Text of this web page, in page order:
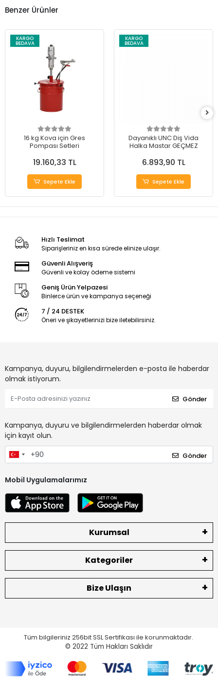
Benzer Ürünler
KARGO
BEDAVA
16 kg Kova için Gres
Pompası Setleri
19.160,33 TL
Sepete Ekle
KARGO
BEDAVA
Dayanıklı UNC Diş Vida
Halka Mastar GEÇMEZ
6.893,90 TL
Sepete Ekle
Hızlı Teslimat
Siparişleriniz en kısa sürede elinize ulaşır.
Güvenli Alışveriş
Güvenli ve kolay ödeme sistemi
Geniş Ürün Yelpazesi
Binlerce ürün ve kampanya seçeneği
7 / 24 DESTEK
Öneri ve şikayetlerinizi bize iletebilirsiniz.
Kampanya, duyuru, bilgilendirmelerden e-posta ile haberdar
olmak istiyorum.
Gönder
Kampanya, duyuru ve bilgilendirmelerden haberdar olmak
için kayıt olun.
Gönder
Mobil Uygulamalarımız
Kurumsal
Kategoriler
Bize Ulaşın
Tüm bilgileriniz 256bit SSL Sertifikası ile korunmaktadır.
© 2022 Tüm Hakları Saklıdır